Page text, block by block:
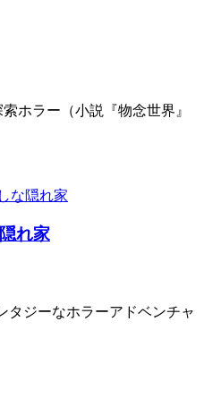
ホラー（小説『物念世界』
れ家
タジーなホラーアドベンチャ